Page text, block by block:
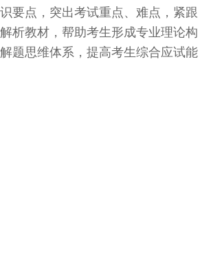
要点，突出考试重点、难点，紧跟
析教材，帮助考生形成专业理论构
题思维体系，提高考生综合应试能